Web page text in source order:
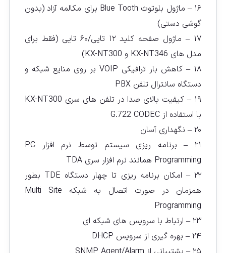
۱۶ – ماژول بلوتوث Blue Tooth برای مکالمه آزاد (بدون
گوشی دستی)
۱۷ – ماژول صفحه کلید ۱۲ تایی/۶۰ تایی (فقط برای
مدل های KX-NT346 و KX-NT300)
۱۸ – کاهش بار ترافیکی VOIP بر روی منایع شبکه و
دستگاه سانترال تلفن PBX
۱۹ – کیفیت بالای صدا در تلفن های سری KX-NT300
با استفاده از G.722 CODEC
۲۰ – نگهداری آسان
۲۱ – برنامه ریزی سیستم توسط نرم افزار PC
Programming همانند نرم افزار سری TDA
۲۲ – امکان برنامه ریزی تا چهار دستگاه TDE بطور
همزمان در صورت اتصال به شبکه Multi Site
Programming
۲۳ – ارتباط با سرویس های شبکه ای
۲۴ – بهره گیری از سرویس DHCP